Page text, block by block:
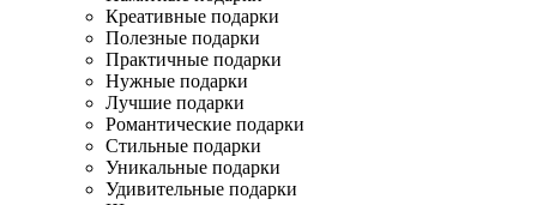
Креативные подарки
Полезные подарки
Практичные подарки
Нужные подарки
Лучшие подарки
Романтические подарки
Стильные подарки
Уникальные подарки
Удивительные подарки